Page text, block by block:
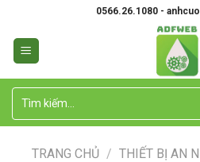
content
0566.26.1080 -
Tìm
TRANG CHỦ / THIẾT BỊ AN